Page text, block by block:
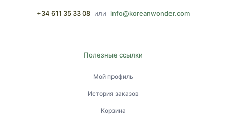
+34 611 35 33 08 или info@koreanwonder.com
Полезные ссылки
Мой профиль
История заказов
Корзина